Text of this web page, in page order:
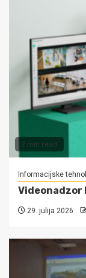
2 min read
Informacijske
29. julija 2026